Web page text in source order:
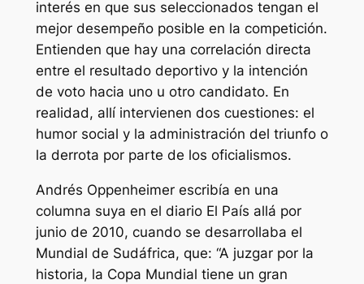
interés en que sus seleccionados tengan el
mejor desempeño posible en la competición.
Entienden que hay una correlación directa
entre el resultado deportivo y la intención
de voto hacia uno u otro candidato. En
realidad, allí intervienen dos cuestiones: el
humor social y la administración del triunfo o
la derrota por parte de los oficialismos.
Andrés Oppenheimer escribía en una
columna suya en el diario El País allá por
junio de 2010, cuando se desarrollaba el
Mundial de Sudáfrica, que: “A juzgar por la
historia, la Copa Mundial tiene un gran